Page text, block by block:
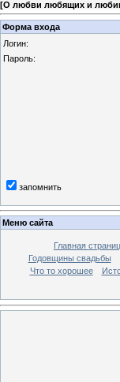
[О любви любящих и
Форма входа
Логин:
Пароль:
запомнить
Меню сайта
Главная
Годовщины свадьбы
Что то хорошее